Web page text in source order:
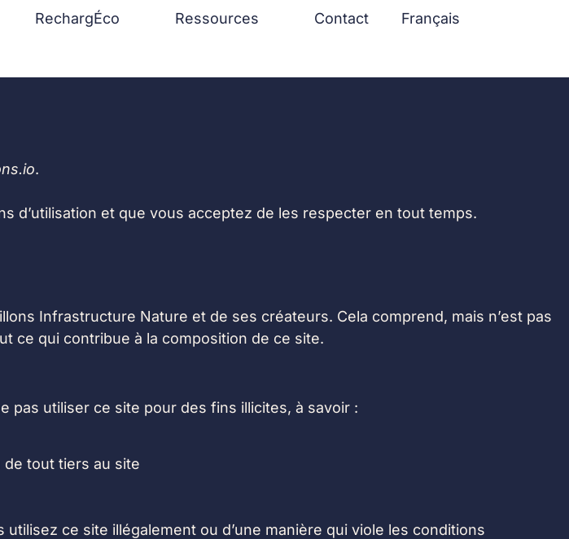
RechargÉco Ressources Contact Français
.
d’utilisation et que vous acceptez de les respecter en tout temps.
Infrastructure Nature et de ses créateurs. Cela comprend, mais n’est pas
ce qui contribue à la composition de ce site.
pas utiliser ce site pour des fins illicites, à savoir :
tout tiers au site
ce site illégalement ou d’une manière qui viole les conditions